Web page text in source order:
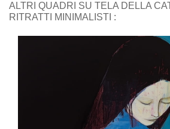
ALTRI QUADRI SU TELA DELLA
RITRATTI MINIMALISTI :